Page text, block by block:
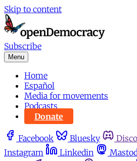
Skip to content
Subscribe
Menu
Home
Español
Media for movements
Podcasts
Donate
Facebook Bluesky
Instagram
Linkedin